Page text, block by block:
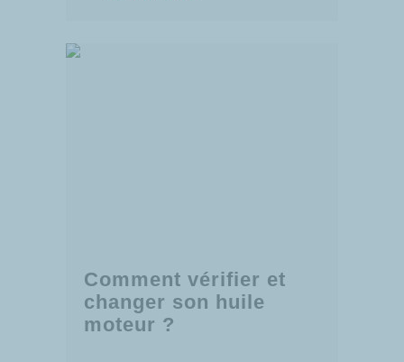
Comment vérifier et
changer son huile
moteur ?